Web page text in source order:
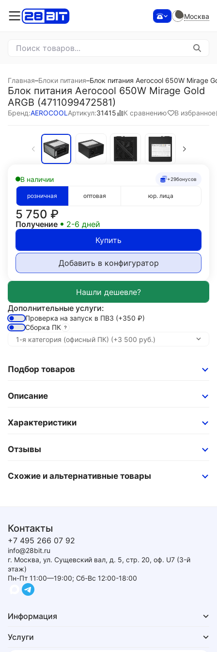
Москва
Главная–Блоки питания–Блок питания Aerocool 650W Mirage
Блок питания Aerocool 650W Mirage Gold
ARGB (4711099472581)
Бренд:AEROCOOL Артикул:31415 К сравнению В избранное
В наличии +29бонусов
розничная оптовая юр. лица
5 750 ₽
Получение
2-6 дней
Купить
Добавить в конфигуратор
Дополнительные услуги:
Проверка на запуск в ПВЗ (+350 ₽)
Сборка ПК
Подбор товаров
Описание
Характеристики
Отзывы
Схожие и альтернативные товары
Контакты
+7 495 266 07 92
info@28bit.ru
г. Москва, ул. Сущевский вал, д. 5, стр. 20, оф. U7 (3-й
этаж)
Пн-Пт 11:00—19:00; Сб-Вс 12:00-18:00
Информация
Услуги